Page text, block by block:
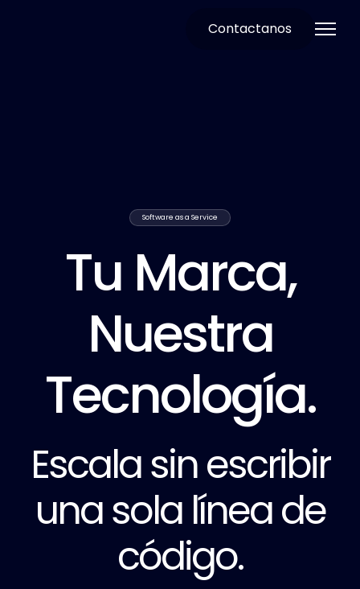
Contactanos
Software as a Service
Tu Marca,
Nuestra
Tecnología.
Escala sin escribir
una sola línea de
código.